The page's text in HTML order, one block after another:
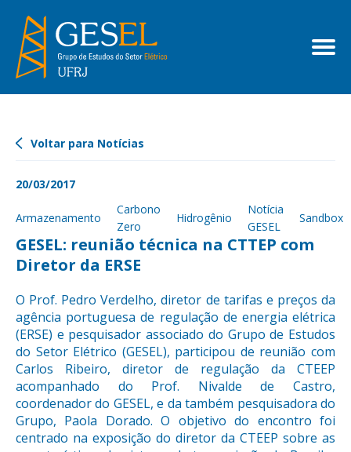
Voltar para Notícias
20/03/2017
Armazenamento
Carbono
Zero
Hidrogênio
Notícia
GESEL
Sandbox
GESEL: reunião técnica na CTTEP com
Diretor da ERSE
O Prof. Pedro Verdelho, diretor de tarifas e preços da
agência portuguesa de regulação de energia elétrica
(ERSE) e pesquisador associado do Grupo de Estudos
do Setor Elétrico (GESEL), participou de reunião com
Carlos Ribeiro, diretor de regulação da CTEEP
acompanhado do Prof. Nivalde de Castro,
coordenador do GESEL, e da também pesquisadora do
Grupo, Paola Dorado. O objetivo do encontro foi
centrado na exposição do diretor da CTEEP sobre as